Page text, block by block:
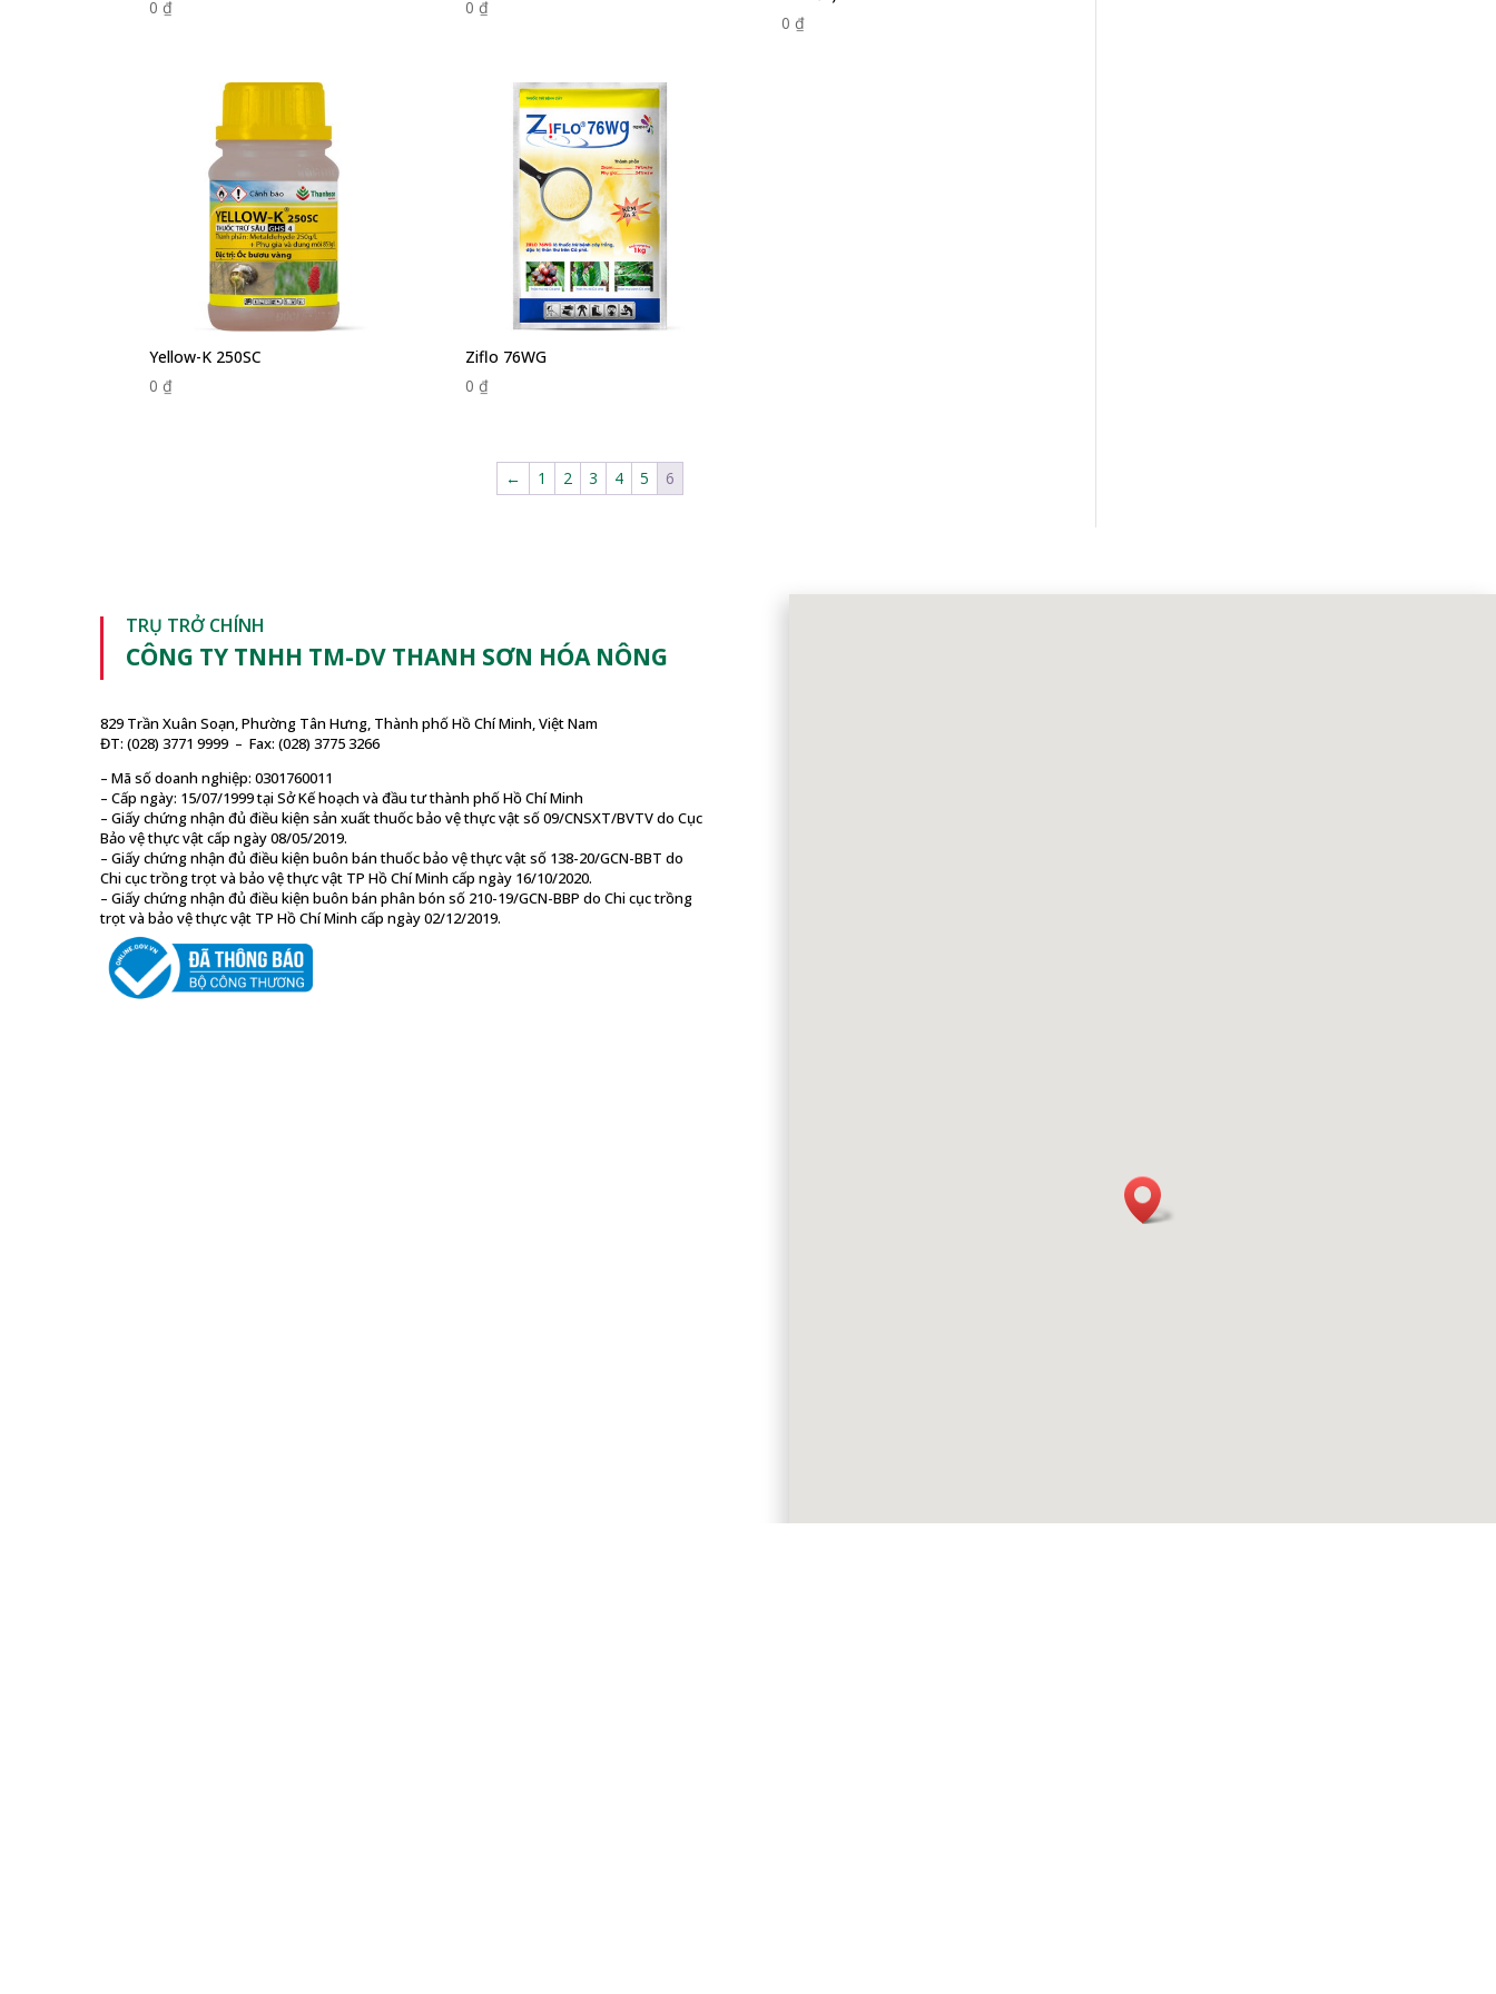
0₫ 0 ₫
0 ₫
Yellow-K 250SC
0₫
Ziflo 76WG
0 ₫
← 1 2 3 4 5 6
TRỤ TRỞ CHÍNH
CÔNG TY TNHH TM-DV THANH SƠN HÓA NÔNG
829 Trần Xuân Soạn, Phường Tân Hưng, Thành phố Hồ Chí Minh, Việt Nam
ĐT: (028) 3771 9999 – Fax: (028) 3775 3266
– Mã số doanh nghiệp: 0301760011
– Cấp ngày: 15/07/1999 tại Sở Kế hoạch và đầu tư thành phố Hồ Chí Minh
– Giấy chứng nhận đủ điều kiện sản xuất thuốc bảo vệ thực vật số 09/CNSXT/BVTV do Cục
Bảo vệ thực vật cấp ngày 08/05/2019.
– Giấy chứng nhận đủ điều kiện buôn bán thuốc bảo vệ thực vật số 138-20/GCN-BBT do
Chi cục trồng trọt và bảo vệ thực vật TP Hồ Chí Minh cấp ngày 16/10/2020.
– Giấy chứng nhận đủ điều kiện buôn bán phân bón số 210-19/GCN-BBP do Chi cục trồng
trọt và bảo vệ thực vật TP Hồ Chí Minh cấp ngày 02/12/2019.